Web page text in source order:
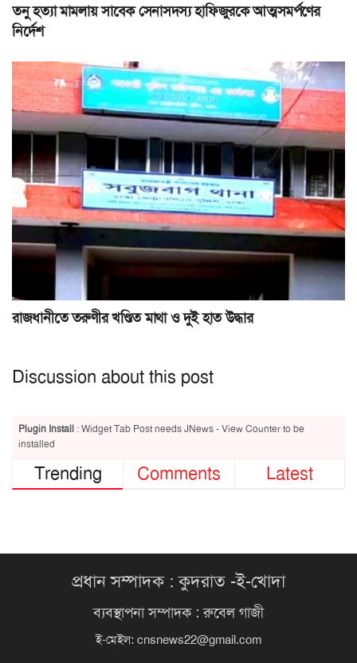
তনু হত্যা মামলায় সাবেক সেনাসদস্য হাফিজুরকে আত্মসমর্পণের
নির্দেশ
রাজধানীতে তরুণীর খণ্ডিত মাথা ও দুই হাত উদ্ধার
Discussion about this post
Plugin Install : Widget Tab Post needs JNews - View Counter to be
installed
Trending Comments Latest
প্রধান সম্পাদক : কুদরাত -ই-খোদা
ব্যবস্থাপনা সম্পাদক : রুবেল গাজী
ই-মেইল: cnsnews22@gmail.com